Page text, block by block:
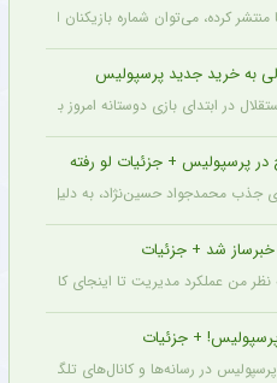
کرده، می‌توان شماره بازیکنان این
به خرید جدید پرسپولیس
در ابتدای بازی دوستانه امروز با
پرسپولیس + جزئیات لو رفته
جذب محمدجواد حسین‌نژاد، به دلیل رقم
شد + جزئیات
من عملکرد مدیریت تا اینجای کار قابل
+ جزئیات
در رسانه‌ها و کانال‌های تلگرامی